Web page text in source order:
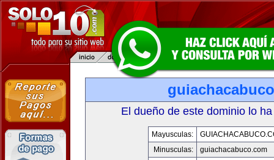
El dueño de este dominio lo
Mayusculas:
Minusculas:
guiachacabuco.com